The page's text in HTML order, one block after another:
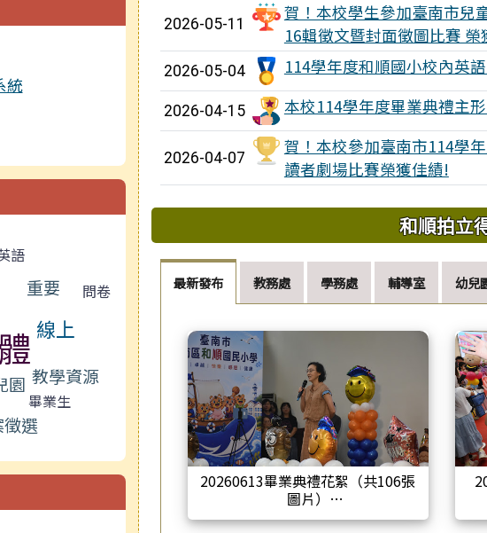
統
語
重要 問卷
線上
教學資源
園
畢業生
選
2026-05-11
賀！本校學生參加臺南市兒
16輯徵文暨封面徵圖比賽 榮
2026-05-04 114學年度和順國小校內英
2026-04-15 本校114學年度畢業典禮主
2026-04-07
賀！本校參加臺南市114學
讀者劇場比賽榮獲佳績!
和順拍立
最新發布 教務處 學務處 輔導室 幼兒
20260613畢業典禮花絮（共106張
圖片）